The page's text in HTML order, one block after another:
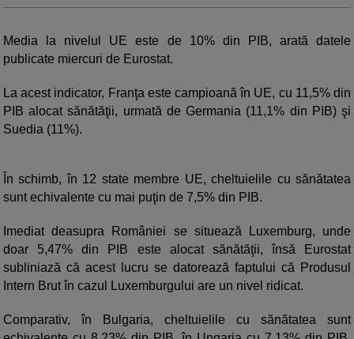
Media la nivelul UE este de 10% din PIB, arată datele
publicate miercuri de Eurostat.
La acest indicator, Franţa este campioană în UE, cu 11,5% din
PIB alocat sănătăţii, urmată de Germania (11,1% din PIB) şi
Suedia (11%).
În schimb, în 12 state membre UE, cheltuielile cu sănătatea
sunt echivalente cu mai puţin de 7,5% din PIB.
Imediat deasupra României se situează Luxemburg, unde
doar 5,47% din PIB este alocat sănătăţii, însă Eurostat
subliniază că acest lucru se datorează faptului că Produsul
Intern Brut în cazul Luxemburgului are un nivel ridicat.
Comparativ, în Bulgaria, cheltuielile cu sănătatea sunt